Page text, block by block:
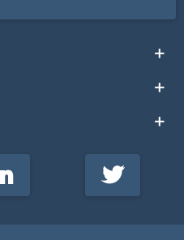
LinkedIn Twitter